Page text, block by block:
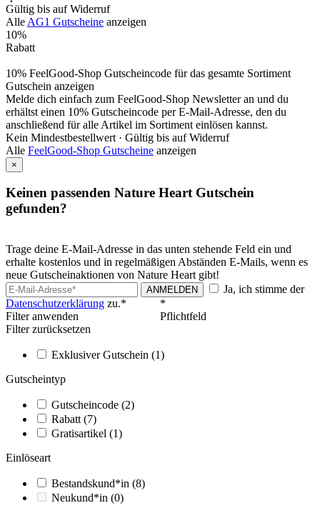
Gültig bis auf Widerruf
Alle AG1 Gutscheine anzeigen
10%
Rabatt
10% FeelGood-Shop Gutscheincode für das gesamte Sortiment
Gutschein anzeigen
Melde dich einfach zum FeelGood-Shop Newsletter an und du
erhältst einen 10% Gutscheincode per E-Mail-Adresse, den du
anschließend für alle Artikel im Sortiment einlösen kannst.
Kein Mindestbestellwert · Gültig bis auf Widerruf
Alle FeelGood-Shop Gutscheine anzeigen
×
Keinen passenden Nature Heart Gutschein
gefunden?
Trage deine E-Mail-Adresse in das unten stehende Feld ein und
erhalte kostenlos und in regelmäßigen Abständen E-Mails, wenn es
neue Gutscheinaktionen von Nature Heart gibt!
ANMELDEN
Ja, ich stimme der
Datenschutzerklärung zu.*
*
Pflichtfeld
Filter anwenden
Filter zurücksetzen
Exklusiver Gutschein (1)
Gutscheintyp
Gutscheincode (2)
Rabatt (7)
Gratisartikel (1)
Einlöseart
Bestandskund*in (8)
Neukund*in (0)